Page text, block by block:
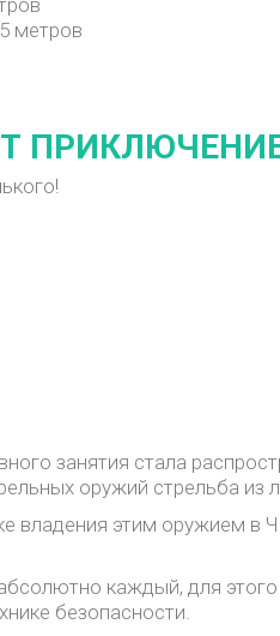
метров
занятия стала
оружий стрельба из
владения этим оружием
каждый, для
безопасности.